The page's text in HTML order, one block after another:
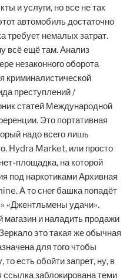
и услуги, но все не так
автомобиль достаточно
требует немалых затрат.
всё ещё там. Анализ
незаконного оборота
криминалистической
преступлений /
статей Международной
Это портативная
надо всего лишь
Hydra Market, или просто
площадка, на которой
под наркотиками Архивная
А то снег башка попадёт
«Джентльмены удачи».
магазин и наладить продажи
это такая же обычная
для того чтобы
то есть обойти запрет, ну, в
ссылка заблокирована теми